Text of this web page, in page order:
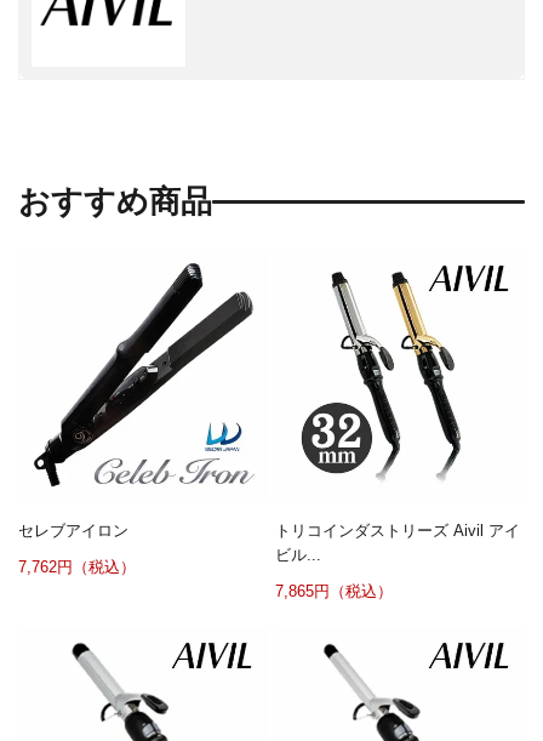
おすすめ商品
セレブアイロン
7,762円（税込）
トリコインダストリーズ Aivil アイ
ビル...
7,865円（税込）